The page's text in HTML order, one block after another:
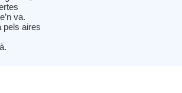
va.
pels aires